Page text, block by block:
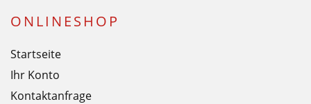
ONLINESHOP
Startseite
Ihr Konto
Kontaktanfrage